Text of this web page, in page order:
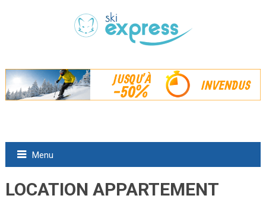
Menu
LOCATION APPARTEMENT